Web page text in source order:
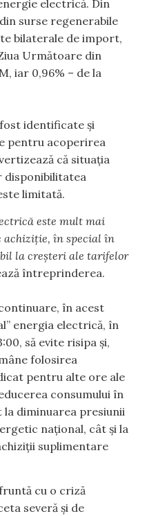
electrică. Din
surse regenerabile
bilaterale de import,
Următoare din
iar 0,96% – de la
identificate și
pentru acoperirea
că situația
disponibilitatea
limitată.
este mult mai
achiziție, în special în
la creșteri ale tarifelor
întreprinderea.
în acest
energia electrică, în
să evite risipa și,
folosirea
pentru alte ore ale
consumului în
diminuarea presiunii
național, cât și la
suplimentare
cu o criză
severă și de